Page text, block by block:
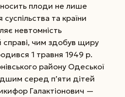
плоди не лише
та країни
невтомність
справі, чим здобув щиру
1 травня 1949 р.
району Одеської
серед п’яти дітей
Галактіонович —